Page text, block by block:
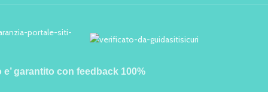
e’ garantito con feedback 100%